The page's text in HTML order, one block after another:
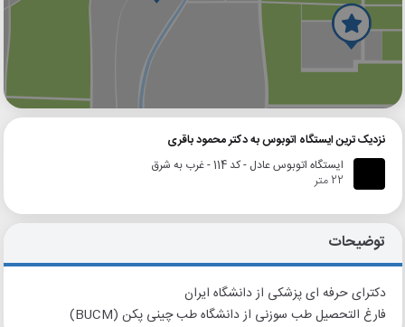
گوگل
نزدیک ترین ایستگاه اتوبوس به دکتر محمود باقری
ایستگاه اتوبوس عادل - کد 114 - غرب به شرق
22 متر
توضیحات
دکترای حرفه ای پزشکی از دانشگاه ایران
فارغ التحصیل طب سوزنی از دانشگاه طب چینی پکن (BUCM)